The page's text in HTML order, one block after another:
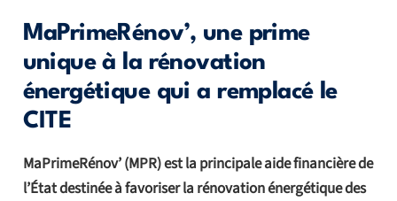
MaPrimeRénov’, une prime
unique à la rénovation
énergétique qui a remplacé le
CITE
MaPrimeRénov’ (MPR) est la principale aide financière de
l’État destinée à favoriser la rénovation énergétique des